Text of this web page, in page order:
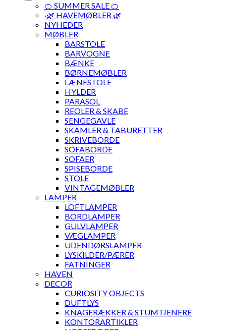
🍊 SUMMER SALE 🍊
·🌿 HAVEMØBLER 🌿
NYHEDER
MØBLER
BARSTOLE
BARVOGNE
BÆNKE
BØRNEMØBLER
LÆNESTOLE
HYLDER
PARASOL
REOLER & SKABE
SENGEGAVLE
SKAMLER & TABURETTER
SKRIVEBORDE
SOFABORDE
SOFAER
SPISEBORDE
STOLE
VINTAGEMØBLER
LAMPER
LOFTLAMPER
BORDLAMPER
GULVLAMPER
VÆGLAMPER
UDENDØRSLAMPER
LYSKILDER/PÆRER
FATNINGER
HAVEN
DECOR
CURIOSITY OBJECTS
DUFTLYS
KNAGERÆKKER & STUMTJENERE
KONTORARTIKLER